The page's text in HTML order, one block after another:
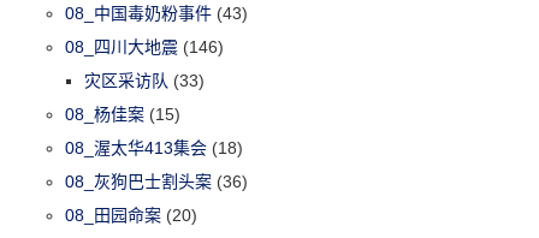
08_中国毒奶粉事件 (43)
08_四川大地震 (146)
灾区采访队 (33)
08_杨佳案 (15)
08_渥太华413集会 (18)
08_灰狗巴士割头案 (36)
08_田园命案 (20)